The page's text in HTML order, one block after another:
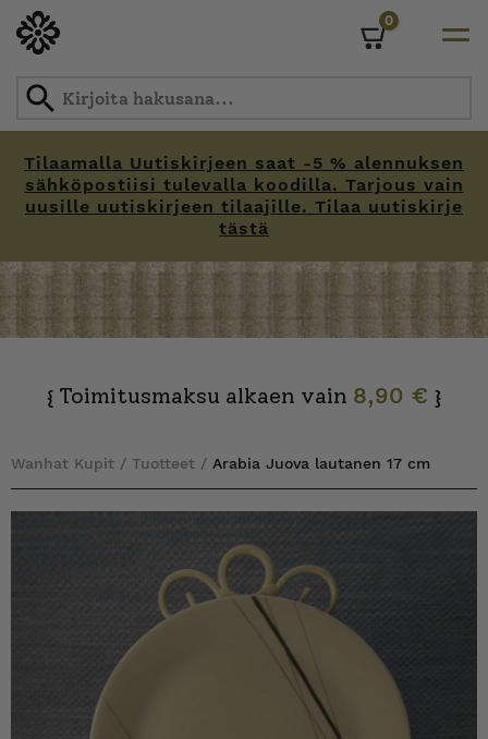
Tilaamalla Uutiskirjeen saat -5 % alennuksen
sähköpostiisi tulevalla koodilla. Tarjous vain
uusille uutiskirjeen tilaajille. Tilaa uutiskirje
tästä
0
{ Toimitusmaksu alkaen vain 8,90 € }
Wanhat Kupit / Tuotteet / Arabia Juova lautanen 17 cm